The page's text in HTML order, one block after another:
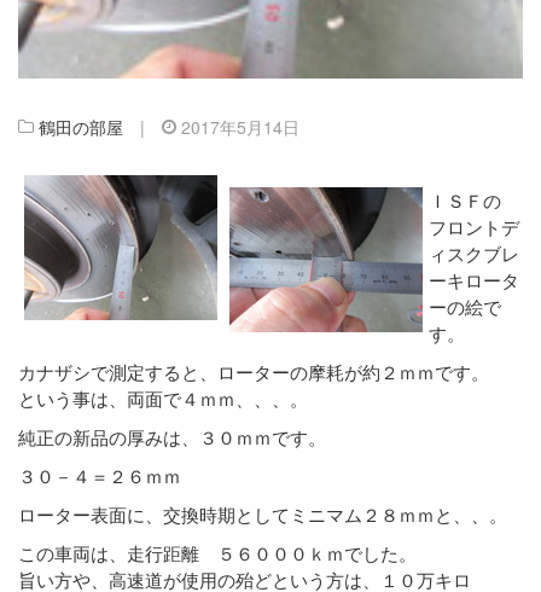
鶴田の部屋 | 2017年5月14日
ＩＳＦの
フロントデ
ィスクブレ
ーキロータ
ーの絵で
す。
カナザシで測定すると、ローターの摩耗が約２ｍｍです。
という事は、両面で４ｍｍ、、、。
純正の新品の厚みは、３０ｍｍです。
３０－４＝２６ｍｍ
ローター表面に、交換時期としてミニマム２８ｍｍと、、。
この車両は、走行距離 ５６０００ｋｍでした。
旨い方や、高速道が使用の殆どという方は、１０万キロ